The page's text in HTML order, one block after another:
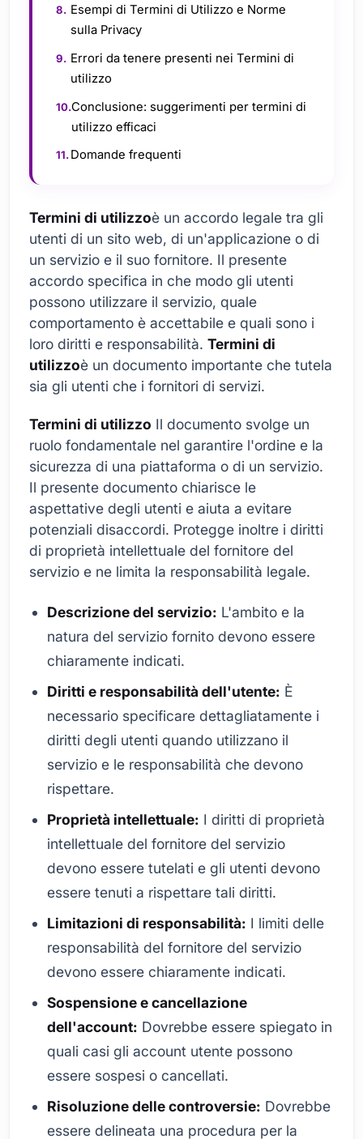
Esempi di Termini di Utilizzo e Norme
sulla Privacy
Errori da tenere presenti nei Termini di
utilizzo
Conclusione: suggerimenti per termini di
utilizzo efficaci
Domande frequenti
Termini di utilizzoè un accordo legale tra gli
utenti di un sito web, di un'applicazione o di
un servizio e il suo fornitore. Il presente
accordo specifica in che modo gli utenti
possono utilizzare il servizio, quale
comportamento è accettabile e quali sono i
loro diritti e responsabilità. Termini di
utilizzoè un documento importante che tutela
sia gli utenti che i fornitori di servizi.
Termini di utilizzo Il documento svolge un
ruolo fondamentale nel garantire l'ordine e la
sicurezza di una piattaforma o di un servizio.
Il presente documento chiarisce le
aspettative degli utenti e aiuta a evitare
potenziali disaccordi. Protegge inoltre i diritti
di proprietà intellettuale del fornitore del
servizio e ne limita la responsabilità legale.
Descrizione del servizio: L'ambito e la
natura del servizio fornito devono essere
chiaramente indicati.
Diritti e responsabilità dell'utente: È
necessario specificare dettagliatamente i
diritti degli utenti quando utilizzano il
servizio e le responsabilità che devono
rispettare.
Proprietà intellettuale: I diritti di proprietà
intellettuale del fornitore del servizio
devono essere tutelati e gli utenti devono
essere tenuti a rispettare tali diritti.
Limitazioni di responsabilità: I limiti delle
responsabilità del fornitore del servizio
devono essere chiaramente indicati.
Sospensione e cancellazione
dell'account: Dovrebbe essere spiegato in
quali casi gli account utente possono
essere sospesi o cancellati.
Risoluzione delle controversie: Dovrebbe
essere delineata una procedura per la